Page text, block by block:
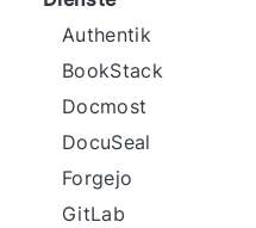
Authentik
BookStack
Docmost
DocuSeal
Forgejo
GitLab